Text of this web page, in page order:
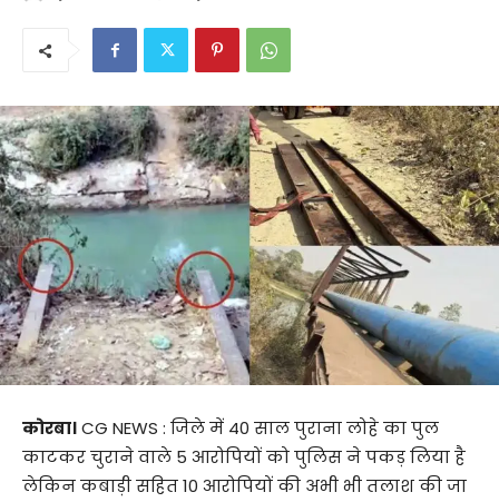
कोरबा।CG NEWS : जिले में 40 साल पुराना लोहे का पुल
काटकर चुराने वाले 5 आरोपियों को पुलिस ने पकड़ लिया है
लेकिन कबाड़ी सहित 10 आरोपियों की अभी भी तलाश की जा